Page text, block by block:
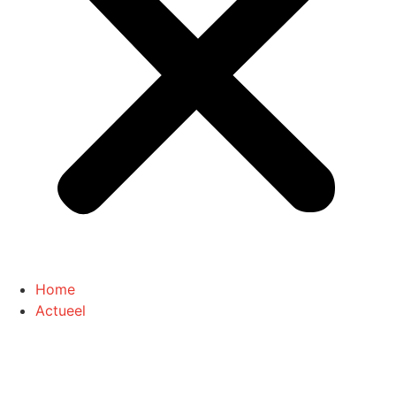
Home
Actueel